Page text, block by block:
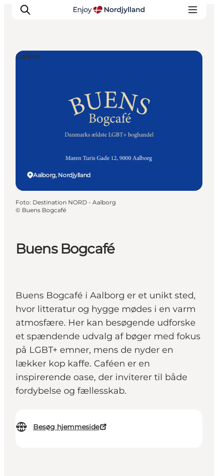
Planlæg din tur
Byer og steder
Buens Bogcafé
Buens Bogcafé i Aalborg er et unikt sted,
hvor litteratur og hygge mødes i en varm
atmosfære. Her kan besøgende udforske
et spændende udvalg af bøger med fokus
på LGBT+ emner, mens de nyder en
lækker kop kaffe. Caféen er en
inspirerende oase, der inviterer til både
fordybelse og fællesskab.
Besøg hjemmeside
Aalborg, Nordjylland
Cafeer
Foto: Destination NORD - Aalborg
© Buens Bogcafé